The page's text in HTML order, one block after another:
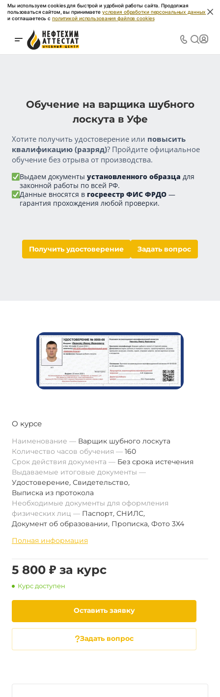
Мы используем cookies для быстрой и удобной работы сайта. Продолжая
пользоваться сайтом, вы принимаете условия обработки персональных данных
и соглашаетесь с политикой использования файлов cookies
Обучение на варщика шубного
лоскута в Уфе
Хотите получить удостоверение или повысить
квалификацию (разряд)? Пройдите официальное
обучение без отрыва от производства.
Выдаем документы установленного образца для
законной работы по всей РФ.
Данные вносятся в госреестр ФИС ФРДО —
гарантия прохождения любой проверки.
Получить удостоверение Задать вопрос
О курсе
Наименование
Варщик шубного лоскута
Количество часов обучения
160
Срок действия документа
Без срока истечения
Выдаваемые итоговые документы
Удостоверение, Свидетельство,
Выписка из протокола
Необходимые документы для оформления
физических лиц
Паспорт, СНИЛС,
Документ об образовании, Прописка, Фото 3Х4
Полная информация
5 800 ₽ за курс
Курс доступен
Оставить заявку
Задать вопрос